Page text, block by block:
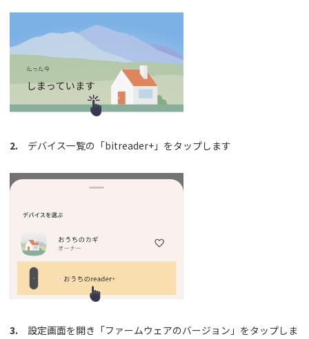
2. デバイス一覧の「bitreader+」をタップします
3. 設定画面を開き「ファームウェアのバージョン」をタップしま